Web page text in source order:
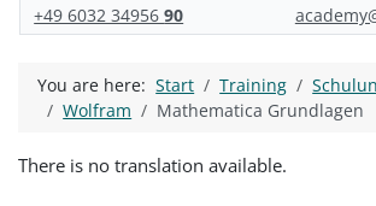
+49 6032 3495690
You are here:Start Training
Wolfram
Mathematica Grundlagen
There is no translation available.